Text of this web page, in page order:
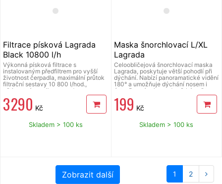
Filtrace písková Lagrada
Black 10800 l/h
Výkonná písková filtrace s
instalovaným předfiltrem pro vyšší
životnost čerpadla, maximální průtok
filtrační sestavy 10 800 l/hod.,
pěticestný ventil pro snadnou
obsluhu, vhodné pro všechny druhy
nadzenímch bazénů do objemu
40m3, max. příkon 250W, max.
kg/filtrační kuličky Lagrada 500g (
písek ani kuličky nejsou součástí
redukce (objednací kód 84804)
připojit tuto filtraci i na okruh s
3 290 Kč
Skladem > 100 ks
Maska šnorchlovací L/XL
Lagrada
Celoobličejová šnorchlovací maska
Lagrada, poskytuje větší pohodlí při
dýchání. Nabízí panoramatické vidění
180° a umožňuje dýchání nosem i
ústy. Poznávejte podmořský svět s
maskou, ve které můžete dýchat
zcela přirozeně. Konstrukce
zabraňující vnikání vody do dýchací
Součástí masky držák na akční
kameru. Barva šnorchlovací masky je
199 Kč
Skladem > 100 ks
1 2
Zobrazit další